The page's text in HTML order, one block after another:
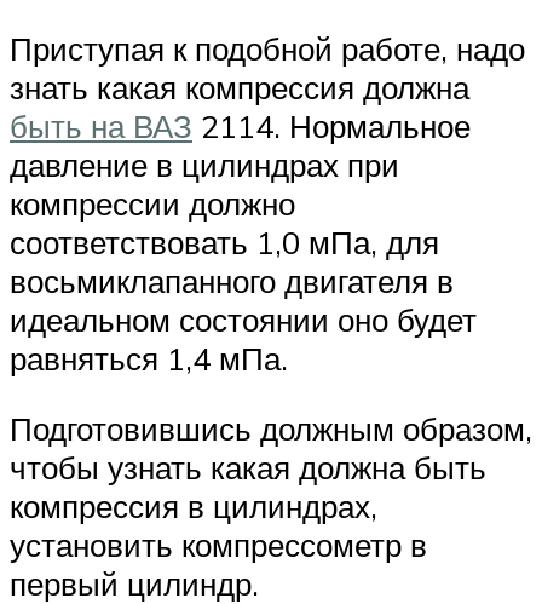
Приступая к подобной работе, надо
знать какая компрессия должна
быть на ВАЗ 2114. Нормальное
давление в цилиндрах при
компрессии должно
соответствовать 1,0 мПа, для
восьмиклапанного двигателя в
идеальном состоянии оно будет
равняться 1,4 мПа.
Подготовившись должным образом,
чтобы узнать какая должна быть
компрессия в цилиндрах,
установить компрессометр в
первый цилиндр.